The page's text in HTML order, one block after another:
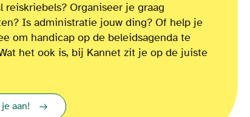
reiskriebels? Organiseer je graag
Is administratie jouw ding? Of help je
om handicap op de beleidsagenda te
het ook is, bij Kannet zit je op de juiste
aan!